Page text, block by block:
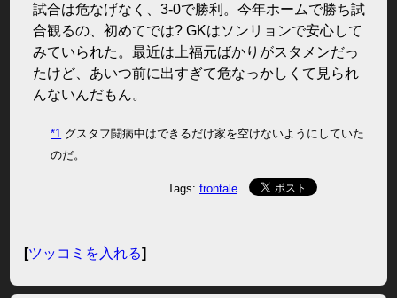
試合は危なげなく、3-0で勝利。今年ホームで勝ち試
合観るの、初めてでは? GKはソンリョンで安心して
みていられた。最近は上福元ばかりがスタメンだっ
たけど、あいつ前に出すぎて危なっかしくて見られ
んないんだもん。
*1 グスタフ闘病中はできるだけ家を空けないようにしていた
のだ。
Tags: frontale
[ツッコミを入れる]